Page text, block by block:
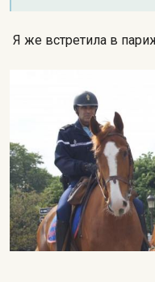
Я же встретила в